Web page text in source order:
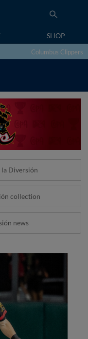
SHOP
Columbus Clippers
la Diversión
collection
news